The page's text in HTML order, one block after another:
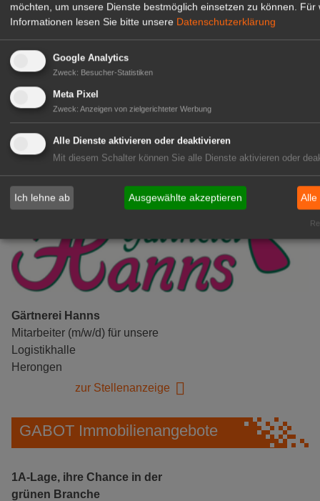
Kientzler Jungpflanzen GmbH
& Co KG
(Geselle/Meister/Techniker)
Gensingen
zur Stellenanzeige
Gärtnerei Hanns
Mitarbeiter (m/w/d) für unsere
Logistikhalle
Herongen
zur Stellenanzeige
GABOT Immobilienangebote
1A-Lage, ihre Chance in der
grünen Branche
möchten, um unsere Dienste bestmöglich einsetzen zu können.
Für
Informationen lesen Sie bitte unsere Datenschutzerklärung
Google Analytics
Zweck: Besucher-Statistiken
Meta Pixel
Zweck: Anzeigen von zielgerichteter Werbung
Alle Dienste aktivieren oder deaktivieren
Mit diesem Schalter können Sie alle Dienste aktivieren oder
Ich lehne ab Ausgewählte akzeptieren Alle